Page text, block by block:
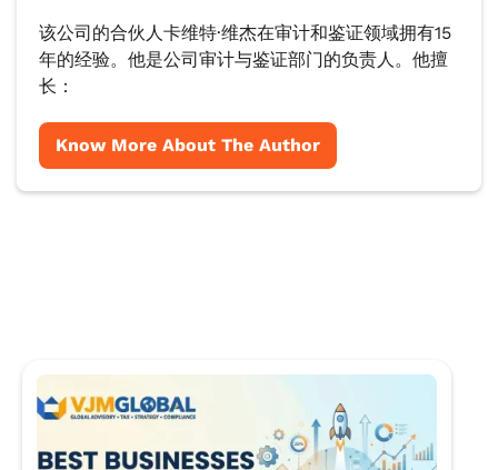
该公司的合伙人卡维特·维杰在审计和鉴证领域拥有15
年的经验。他是公司审计与鉴证部门的负责人。他擅
长：
Know More About The Author